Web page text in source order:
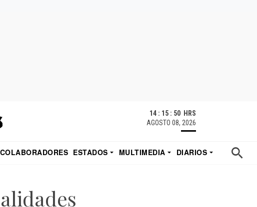
14 : 15 : 51 HRS
AGOSTO 08, 2026
COLABORADORES ESTADOS MULTIMEDIA
DIARIOS